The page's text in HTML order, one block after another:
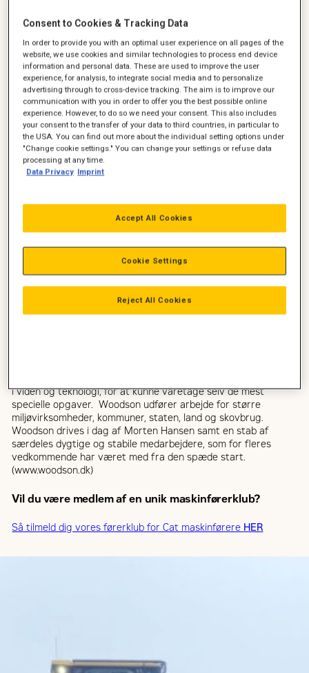
kørsel. Læs mere om Cat vejesystem her
Transmission med auto powershift 5 gear frem/3 bak med
intelligent lock-up
Hastigheds-afhængig skovlaffjedring
Hærdede/tonede ruder
Klimaanlæg
Luftsæde med varme
Multijusterbare armlæn og støtte
Solskærm for og bag-rude
El-justerbare spejle med varme
LED arbejdslys: 4 stk. for kabine, 4 stk. bag kabine og 2 stk.
i kølegitter
Mange af vores teknologier bidrager til, at maskinføreren
oplever et mere sikkert og tilfredsstillende arbejdsmiljø. Med
Om Woodson
i viden og teknologi, for at kunne varetage selv de mest
specielle opgaver. Woodson udfører arbejde for større
miljøvirksomheder, kommuner, staten, land og skovbrug.
Woodson drives i dag af Morten Hansen samt en stab af
særdeles dygtige og stabile medarbejdere, som for fleres
vedkommende har været med fra den spæde start.
(www.woodson.dk)
Vil du være medlem af en unik maskinførerklub?
Så tilmeld dig vores førerklub for Cat maskinførere HER
Consent to Cookies & Tracking Data
In order to provide you with an optimal user experience on all pages of the
website, we use cookies and similar technologies to process end device
information and personal data. These are used to improve the user
experience, for analysis, to integrate social media and to personalize
advertising through to cross-device tracking. The aim is to improve our
communication with you in order to offer you the best possible online
experience. However, to do so we need your consent. This also includes
your consent to the transfer of your data to third countries, in particular to
the USA. You can find out more about the individual setting options under
"Change cookie settings." You can change your settings or refuse data
processing at any time.
Data Privacy Imprint
Reject All Cookies
Accept All Cookies
Cookie Settings